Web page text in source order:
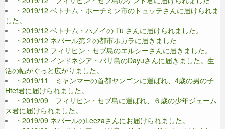
・2019/12 ベトナム・ホーチミン市のトュッテさんに届けられま
した。
・2019/12 ベトナム・ハノイの Tu さんに届けられました。
・2019/12 ネパール第２の都市ポカラに届きました
・2019/12 フィリピン・セブ島のエルシーさんに届きました。
・2019/12 インドネシア・バリ島のDayuさんに届きました。生
活の幅がぐっと広がりました。
・2019/11 ミャンマーの首都ヤンゴンに運ばれ、4歳の男の子
Htet君に届けられました。
・2019/09 フィリピン・セブ島に運ばれ、６歳の少年ジェーム
ス君に届けられました。
・2019/09 ネパールのLeezaさんにお届けられました。